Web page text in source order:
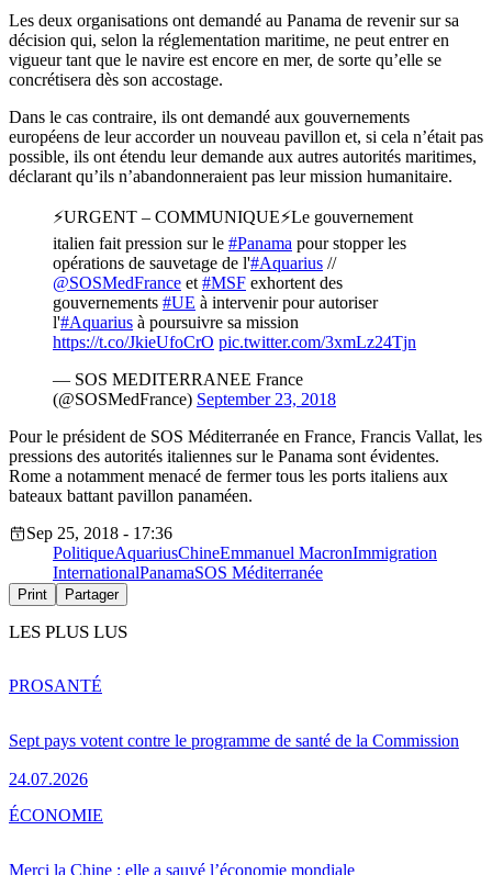
Les deux organisations ont demandé au Panama de revenir sur sa
décision qui, selon la réglementation maritime, ne peut entrer en
vigueur tant que le navire est encore en mer, de sorte qu’elle se
concrétisera dès son accostage.
Dans le cas contraire, ils ont demandé aux gouvernements
européens de leur accorder un nouveau pavillon et, si cela n’était pas
possible, ils ont étendu leur demande aux autres autorités maritimes,
déclarant qu’ils n’abandonneraient pas leur mission humanitaire.
⚡️URGENT – COMMUNIQUE⚡️Le gouvernement
italien fait pression sur le #Panama pour stopper les
opérations de sauvetage de l'#Aquarius //
@SOSMedFrance et #MSF exhortent des
gouvernements #UE à intervenir pour autoriser
l'#Aquarius à poursuivre sa mission
https://t.co/JkieUfoCrO pic.twitter.com/3xmLz24Tjn
— SOS MEDITERRANEE France
(@SOSMedFrance) September 23, 2018
Pour le président de SOS Méditerranée en France, Francis Vallat, les
pressions des autorités italiennes sur le Panama sont évidentes.
Rome a notamment menacé de fermer tous les ports italiens aux
bateaux battant pavillon panaméen.
Sep 25, 2018 - 17:36
PolitiqueAquariusChineEmmanuel MacronImmigration
InternationalPanamaSOS Méditerranée
Print Partager
LES PLUS LUS
Sept pays votent contre le programme de santé de la Commission
24.07.2026
PROSANTÉ
Merci la Chine : elle a sauvé l’économie mondiale
ÉCONOMIE